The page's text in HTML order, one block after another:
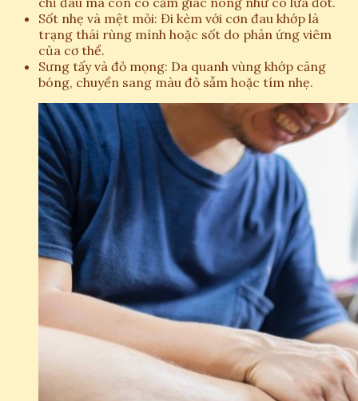
Sốt nhẹ và mệt mỏi: Đi kèm với cơn đau khớp là
trạng thái rùng mình hoặc sốt do phản ứng viêm
của cơ thể.
Sưng tấy và đỏ mọng: Da quanh vùng khớp căng
bóng, chuyển sang màu đỏ sẫm hoặc tím nhẹ.